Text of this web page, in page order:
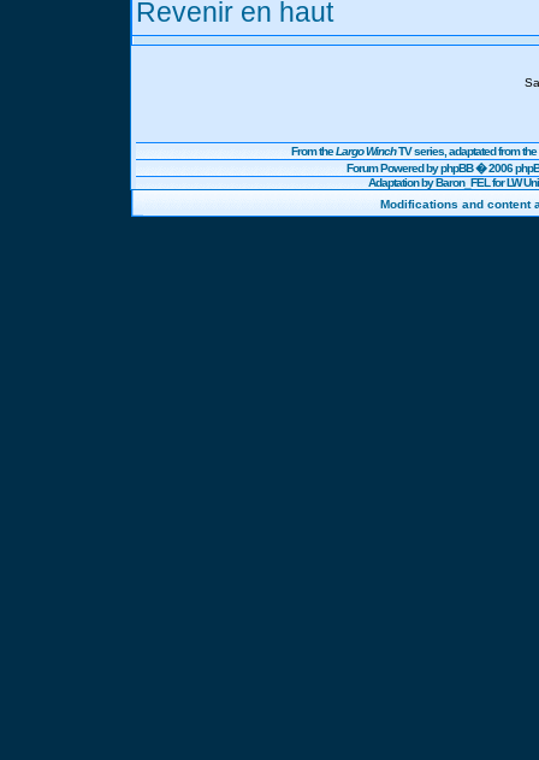
Revenir en haut
From theLargo WinchTV series, adaptated from
Forum Powered byphpBB� 2006
Adaptation by Baron_FEL for LW
Modifications and content